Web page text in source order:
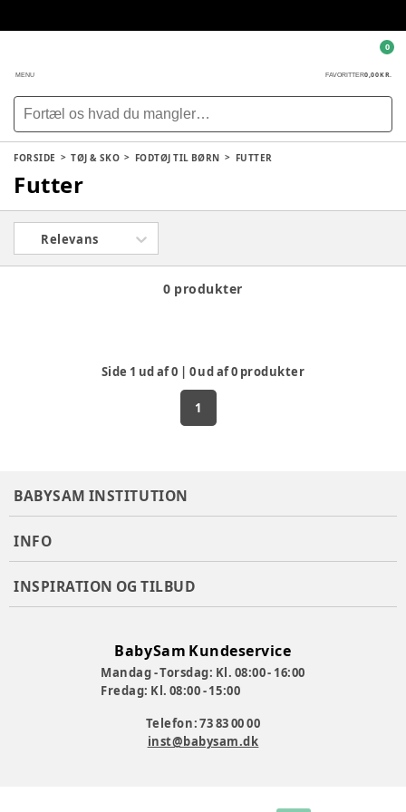
MENU FAVORITTER0,00 KR.
0
FORSIDE TØJ & SKO FODTØJ TIL BØRN FUTTER
Futter
Relevans
0 produkter
Side 1 ud af0 0ud af0 produkter
1
BABYSAM INSTITUTION
INFO
INSPIRATION OG TILBUD
BabySam Kundeservice
Mandag - Torsdag: Kl. 08:00 - 16:00
Fredag: Kl. 08:00 - 15:00
Telefon: 73 83 00 00
inst@babysam.dk